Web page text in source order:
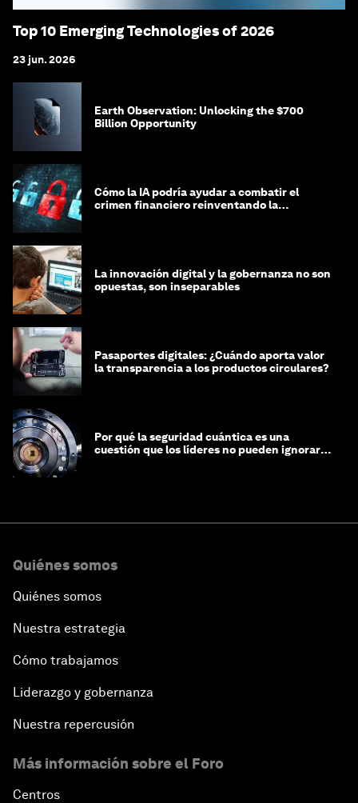
Top 10 Emerging Technologies of 2026
23 jun. 2026
Earth Observation: Unlocking the $700
Billion Opportunity
Cómo la IA podría ayudar a combatir el
crimen financiero reinventando la
La innovación digital y la gobernanza no son
opuestas, son inseparables
Pasaportes digitales: ¿Cuándo aporta valor
la transparencia a los productos circulares?
Por qué la seguridad cuántica es una
cuestión que los líderes no pueden ignorar
Quiénes somos
Quiénes somos
Nuestra estrategia
Cómo trabajamos
Liderazgo y gobernanza
Nuestra repercusión
Más información sobre el Foro
Centros